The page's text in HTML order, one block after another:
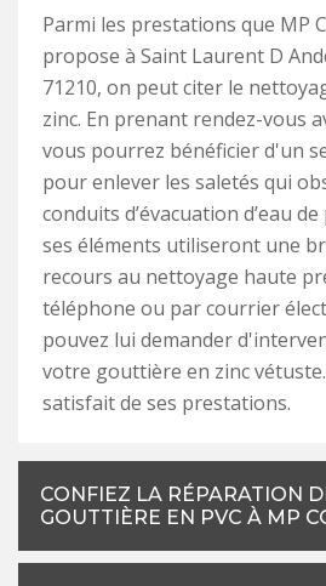
Parmi les prestations que MP
propose à Saint Laurent D
71210, on peut citer le
zinc. En prenant rendez-vous
vous pourrez bénéficier d'un
pour enlever les saletés qui
conduits d’évacuation d’eau
ses éléments utiliseront une
recours au nettoyage haute
téléphone ou par courrier
pouvez lui demander
votre gouttière en zinc
satisfait de ses prestations.
CONFIEZ LA RÉPARATION
GOUTTIÈRE EN PVC À MP